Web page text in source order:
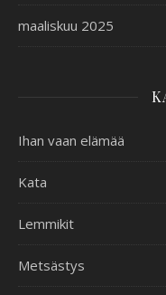
maaliskuu 2025
Ihan vaan elämää
Kata
Lemmikit
Metsästys